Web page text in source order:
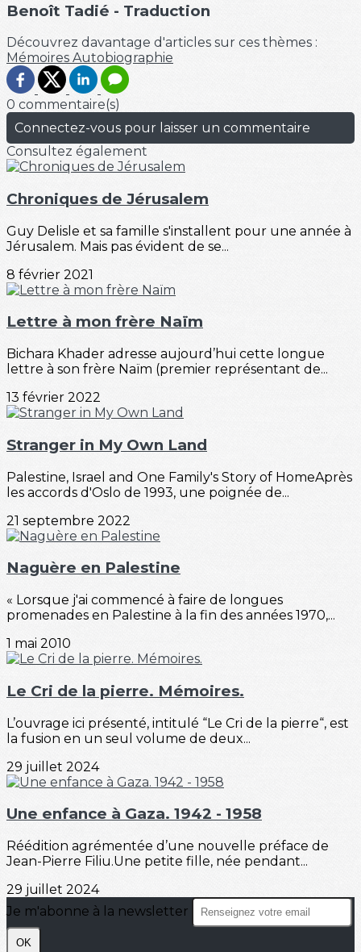
Benoît Tadié - Traduction
Découvrez davantage d'articles sur ces thèmes :
Mémoires Autobiographie
0 commentaire(s)
Connectez-vous pour laisser un commentaire
Consultez également
Chroniques de Jérusalem
Guy Delisle et sa famille s'installent pour une année à
Jérusalem. Mais pas évident de se...
8 février 2021
Lettre à mon frère Naïm
Bichara Khader adresse aujourd’hui cette longue
lettre à son frère Naïm (premier représentant de...
13 février 2022
Stranger in My Own Land
Palestine, Israel and One Family's Story of HomeAprès
les accords d'Oslo de 1993, une poignée de...
21 septembre 2022
Naguère en Palestine
« Lorsque j'ai commencé à faire de longues
promenades en Palestine à la fin des années 1970,...
1 mai 2010
Le Cri de la pierre. Mémoires.
L’ouvrage ici présenté, intitulé “Le Cri de la pierre“, est
la fusion en un seul volume de deux...
29 juillet 2024
Une enfance à Gaza. 1942 - 1958
Réédition agrémentée d’une nouvelle préface de
Jean-Pierre Filiu.Une petite fille, née pendant...
29 juillet 2024
Je m'abonne à la newsletter
OK